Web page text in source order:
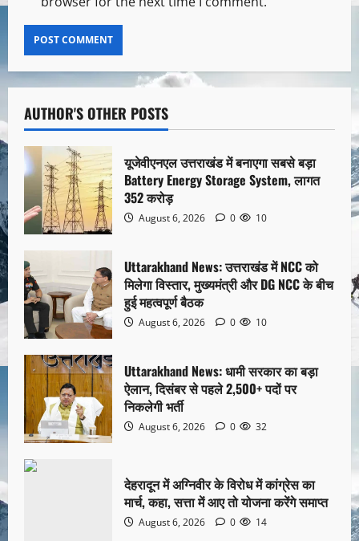
AUTHOR'S OTHER POSTS
यूजेवीएनएल उत्तराखंड में बनाएगा सबसे बड़ा
Battery Energy Storage System, लागत
352 करोड़
August 6, 2026 0 10
Uttarakhand News: उत्तराखंड में NCC को
मिलेगा विस्तार, मुख्यमंत्री और DG NCC के बीच
हुई महत्वपूर्ण बैठक
August 6, 2026 0 10
Uttarakhand News: धामी सरकार का बड़ा
ऐलान, दिसंबर से पहले 2,500+ पदों पर
निकलेगी भर्ती
August 6, 2026 0 32
देहरादून में अग्निवीर के विरोध में कांग्रेस का
मार्च, कहा, सत्ता में आए तो योजना करेंगे समाप्त
August 6, 2026 0 14